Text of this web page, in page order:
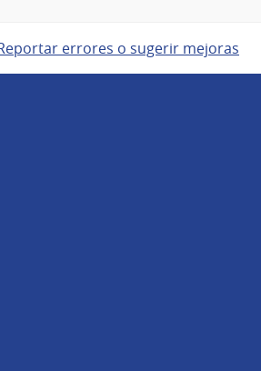
errores o sugerir mejoras